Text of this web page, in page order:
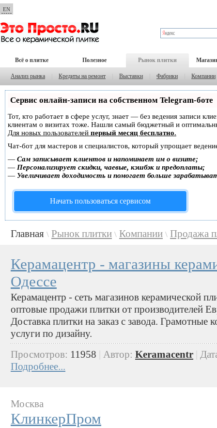
EN
Всё о плитке Полезное Рынок плитки
Анализ рынка Кредиты на ремонт Выставки Фабрики Компании
Сервис онлайн-записи на собственном Telegram-боте
Тот, кто работает в сфере услуг, знает — без ведения записи
клиентам о визитах тоже. Нашли самый бюджетный и
Для новых пользователей первый месяц бесплатно.
Чат-бот для мастеров и специалистов, который упрощает
— Сам записывает клиентов и напоминает им о визите;
— Персонализирует скидки, чаевые, кэшбэк и предоплаты;
— Увеличивает доходимость и помогает больше
Начать пользоваться сервисом
Главная \ Рынок плитки \ Компании \ Продажа
Керамацентр - магазины
Одессе
Керамацентр - сеть магазинов керамической
оптовые продажи плитки от производителей
Доставка плитки на заказ с завода. Грамотные
услуги по дизайну.
Просмотров: 11958 Автор: Keramacentr
Подробнее...
Москва
КлинкерПром